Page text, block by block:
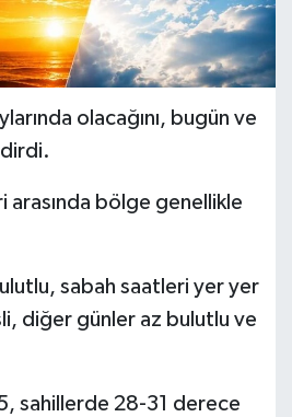
olacağını, bugün ve
arasında bölge genellikle
sabah saatleri yer yer
diğer günler az bulutlu ve
sahillerde 28-31 derece